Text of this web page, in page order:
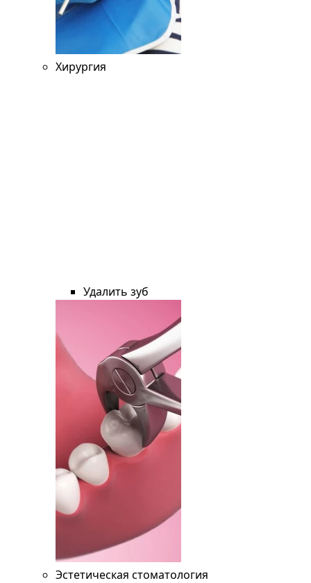
Хирургия
Удалить зуб
Эстетическая стоматология